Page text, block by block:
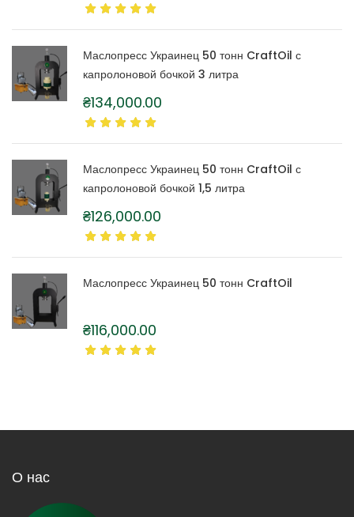
Маслопресс Украинец 50 тонн CraftOil с
капролоновой бочкой 3 литра
₴134,000.00
Маслопресс Украинец 50 тонн CraftOil с
капролоновой бочкой 1,5 литра
₴126,000.00
Маслопресс Украинец 50 тонн CraftOil
₴116,000.00
О нас